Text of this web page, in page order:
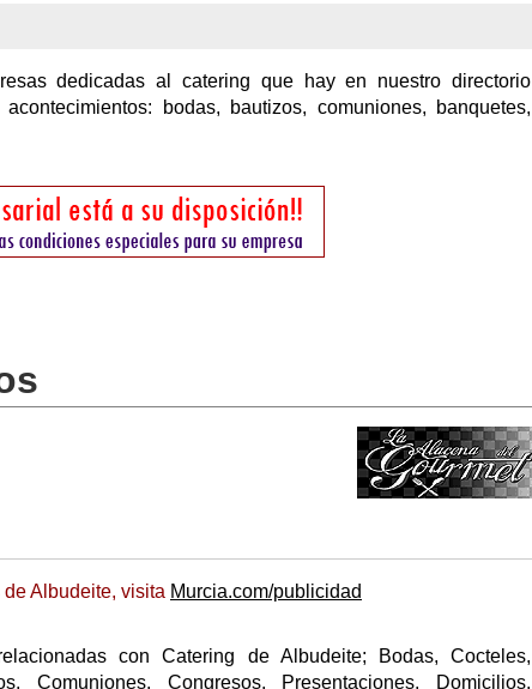
dedicadas al catering que hay en nuestro directorio
bodas, bautizos, comuniones, banquetes,
Albudeite, visita Murcia.com/publicidad
con Catering de Albudeite; Bodas, Cocteles,
Comuniones, Congresos, Presentaciones, Domicilios,